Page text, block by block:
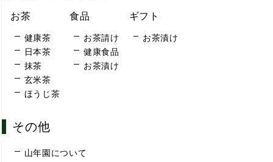
お茶
健康茶
日本茶
抹茶
玄米茶
ほうじ茶
食品
お茶請け
健康食品
お茶漬け
ギフト
お茶漬け
その他
山年園について